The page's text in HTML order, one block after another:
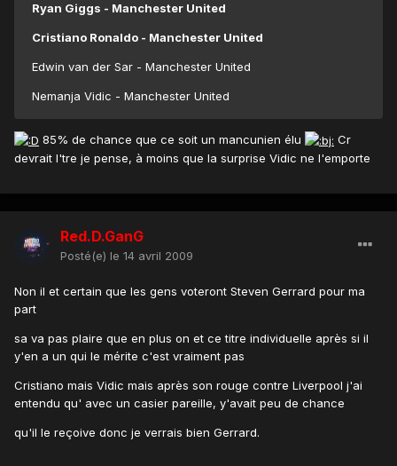
Ryan Giggs - Manchester United
Cristiano Ronaldo - Manchester United
Edwin van der Sar - Manchester United
Nemanja Vidic - Manchester United
85% de chance que ce soit un mancunien élu
Cr
devrait l'tre je pense, à moins que la surprise Vidic ne l'emporte
Red.D.GanG
Posté(e) le 14 avril 2009
Non il et certain que les gens voteront Steven Gerrard pour ma
part
sa va pas plaire que en plus on et ce titre individuelle après si il
y'en a un qui le mérite c'est vraiment pas
Cristiano mais Vidic mais après son rouge contre Liverpool j'ai
entendu qu' avec un casier pareille, y'avait peu de chance
qu'il le reçoive donc je verrais bien Gerrard.